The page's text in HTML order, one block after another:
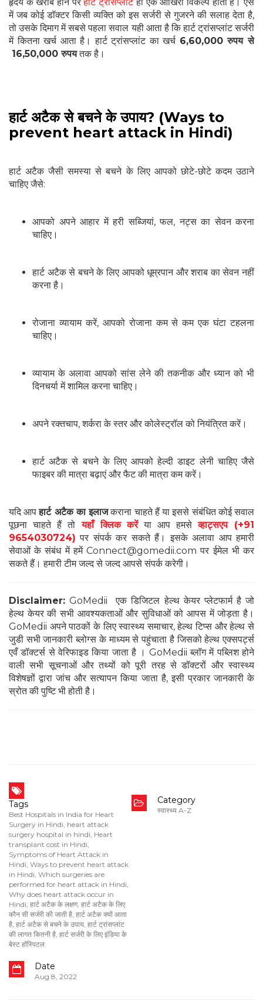
हृदय के खराब होने परहार्ट ट्रांसप्लांटही एक आखिरी विकल्प होता है। ऐसे
में जब कोई डॉक्टर किसी व्यक्ति को इस सर्जरी से गुजरने की सलाह देता है,
तो उसके दिमाग में सबसे पहला सवाल यही आता है कि हार्ट ट्रांसप्लांट सर्जरी
में कितना खर्च आता है। हार्ट ट्रांसप्लांट का खर्च 6,60,000 रुपय से
16,50,000 रुपयतक है।
हार्ट अटैक से बचने के उपाय? (Ways to
prevent heart attack in Hindi)
हार्ट अटैक जैसी समस्या से बचने के लिए आपको छोटे-छोटे कदम उठाने
चाहिए जैसे:
आपको अपने आहार में हरी सब्जियां, फल, नट्स का सेवन करना
चाहिए।
हार्ट अटैक से बचने के लिए आपको धूम्रपान और शराब का सेवन नहीं
करना है।
रोजाना व्यायाम करें, आपको रोजाना कम से कम एक घंटा टहलना
चाहिए।
व्यायाम के अलावा आपको सांस लेने की तकनीक और ध्यान को भी
दिनचर्या में शामिल करना चाहिए।
अपने रक्तचाप, शर्करा के स्तर और कोलेस्ट्रॉल को नियंत्रित करें।
हार्ट अटैक से बचने के लिए आपको हेल्दी डाइट लेनी चाहिए जैसे
फाइबर की मात्रा बढ़ाएं और फैट की मात्रा कम करें।
यदि आपहार्ट अटैक का इलाजकराना चाहते हैं या इससे संबंधित कोई सवाल
पूछना चाहते हैं तोयहाँ क्लिक करेंया आप हमसेव्हाट्सएप(+91
9654030724) पर संपर्क कर सकते हैं। इसके अलावा आप हमारी
सेवाओं के संबंध में हमें Connect@gomedii.com पर ईमेल भी कर
सकते हैं। हमारी टीम जल्द से जल्द आपसे संपर्क करेगी।
Disclaimer: GoMedii एक डिजिटल हेल्थ केयर प्लेटफार्म है जो
हेल्थ केयर की सभी आवश्यकताओं और सुविधाओं को आपस में जोड़ता है।
GoMedii अपने पाठकों के लिए स्वास्थ्य समाचार, हेल्थ टिप्स और हेल्थ से
जुडी सभी जानकारी ब्लोग्स के माध्यम से पहुंचाता है जिसको हेल्थ एक्सपर्ट्स
एवँ डॉक्टर्स से वेरिफाइड किया जाता है । GoMedii ब्लॉग में पब्लिश होने
वाली सभी सूचनाओं और तथ्यों को पूरी तरह से डॉक्टरों और स्वास्थ्य
विशेषज्ञों द्वारा जांच और सत्यापन किया जाता है, इसी प्रकार जानकारी के
स्रोत की पुष्टि भी होती है।
Tags
Best Hospitals in India for Heart
Surgery in Hindi, heart attack
surgery hospital in hindi, Heart
transplant cost in Hindi,
Symptoms of Heart Attack in
Hindi, Ways to prevent heart attack
in Hindi, Which surgeries are
performed for heart attack in Hindi,
Why does heart attack occur in
Hindi, हार्ट अटैक के लक्षण, हार्ट अटैक के लिए
कौन सी सर्जरी की जाती है, हार्ट अटैक क्यों आता
है, हार्ट अटैक से बचने के उपाय, हार्ट ट्रांसप्लांट
की लागत कितनी है, हार्ट सर्जरी के लिए इंडिया के
बेस्ट हॉस्पिटल
Category
स्वास्थ्य A-Z
Date
Aug 8, 2022